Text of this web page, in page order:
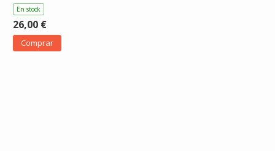
En stock
26,00 €
Comprar